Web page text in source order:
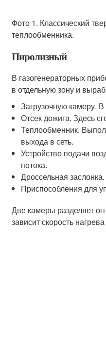
Фото 1. Классический
теплообменника.
Пиролизный
В газогенераторных
в отдельную зону и
Загрузочную камеру.
Отсек дожига. Здесь
Теплообменник.
выхода в сеть.
Устройство подачи
потока.
Дроссельная
Приспособления для
Две камеры разделяет
зависит скорость